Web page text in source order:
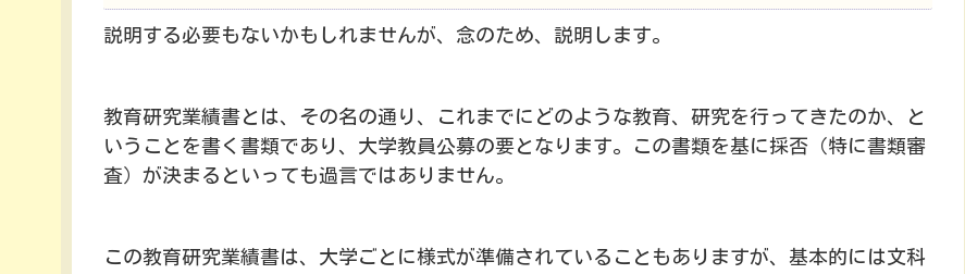
説明する必要もないかもしれませんが、念のため、説明します。
教育研究業績書とは、その名の通り、これまでにどのような教育、研究を行ってきたのか、と
いうことを書く書類であり、大学教員公募の要となります。この書類を基に採否（特に書類審
査）が決まるといっても過言ではありません。
この教育研究業績書は、大学ごとに様式が準備されていることもありますが、基本的には文科